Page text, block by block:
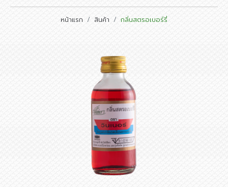
หน้าแรก สินค้า กลิ่นสตรอเบอร์รี่